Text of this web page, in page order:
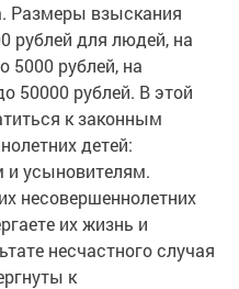
Размеры взыскания
рублей для людей, на
5000 рублей, на
50000 рублей. В этой
к законным
детей:
и усыновителям.
несовершеннолетних
их жизнь и
несчастного случая
к